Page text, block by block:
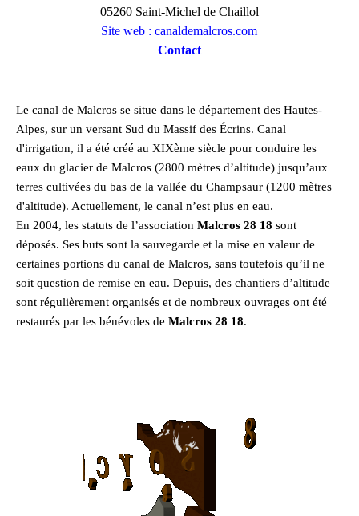
05260 Saint-Michel de Chaillol
Site web : canaldemalcros.com
Contact
Le canal de Malcros se situe dans le département des Hautes-
Alpes, sur un versant Sud du Massif des Écrins. Canal
d'irrigation, il a été créé au XIXème siècle pour conduire les
eaux du glacier de Malcros (2800 mètres d’altitude) jusqu’aux
terres cultivées du bas de la vallée du Champsaur (1200 mètres
d'altitude). Actuellement, le canal n’est plus en eau.
En 2004, les statuts de l’association Malcros 28 18 sont
déposés. Ses buts sont la sauvegarde et la mise en valeur de
certaines portions du canal de Malcros, sans toutefois qu’il ne
soit question de remise en eau. Depuis, des chantiers d’altitude
sont régulièrement organisés et de nombreux ouvrages ont été
restaurés par les bénévoles de Malcros 28 18.